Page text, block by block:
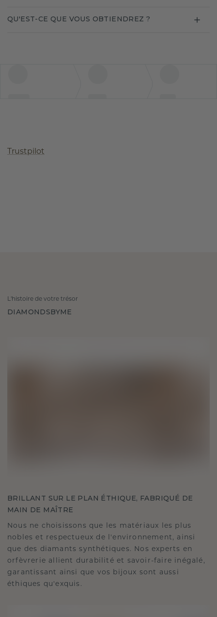
QU'EST-CE QUE VOUS OBTIENDREZ ?
Trustpilot
L'histoire de votre trésor
DIAMONDSBYME
BRILLANT SUR LE PLAN ÉTHIQUE, FABRIQUÉ DE
MAIN DE MAÎTRE
Nous ne choisissons que les matériaux les plus
nobles et respectueux de l'environnement, ainsi
que des diamants synthétiques. Nos experts en
orfèvrerie allient durabilité et savoir-faire inégalé,
garantissant ainsi que vos bijoux sont aussi
éthiques qu'exquis.